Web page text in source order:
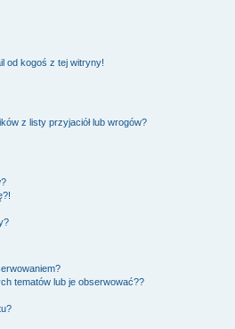
od kogoś z tej witryny!
z listy przyjaciół lub wrogów?
tematów lub je obserwować??